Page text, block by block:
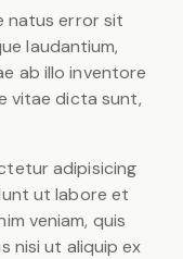
natus error sit
laudantium,
ab illo inventore
vitae dicta sunt,
adipisicing
ut labore et
veniam, quis
nisi ut aliquip ex